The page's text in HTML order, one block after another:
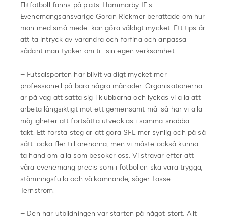
Elitfotboll fanns på plats. Hammarby IF:s
Evenemangsansvarige Göran Rickmer berättade om hur
man med små medel kan göra väldigt mycket. Ett tips är
att ta intryck av varandra och förfina och anpassa
sådant man tycker om till sin egen verksamhet.
– Futsalsporten har blivit väldigt mycket mer
professionell på bara några månader. Organisationerna
är på väg att sätta sig i klubbarna och lyckas vi alla att
arbeta långsiktigt mot ett gemensamt mål så har vi alla
möjligheter att fortsätta utvecklas i samma snabba
takt. Ett första steg är att göra SFL mer synlig och på så
sätt locka fler till arenorna, men vi måste också kunna
ta hand om alla som besöker oss. Vi strävar efter att
våra evenemang precis som i fotbollen ska vara trygga,
stämningsfulla och välkomnande, säger Lasse
Ternström.
– Den här utbildningen var starten på något stort. Allt